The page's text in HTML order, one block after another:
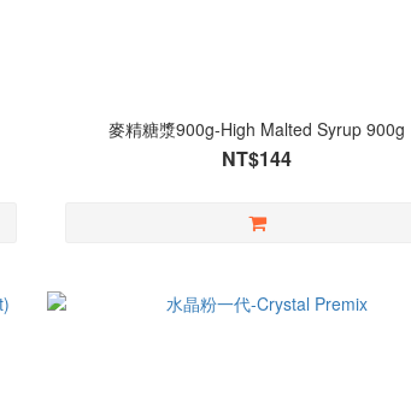
麥精糖漿900g-High Malted Syrup 900g
NT$144